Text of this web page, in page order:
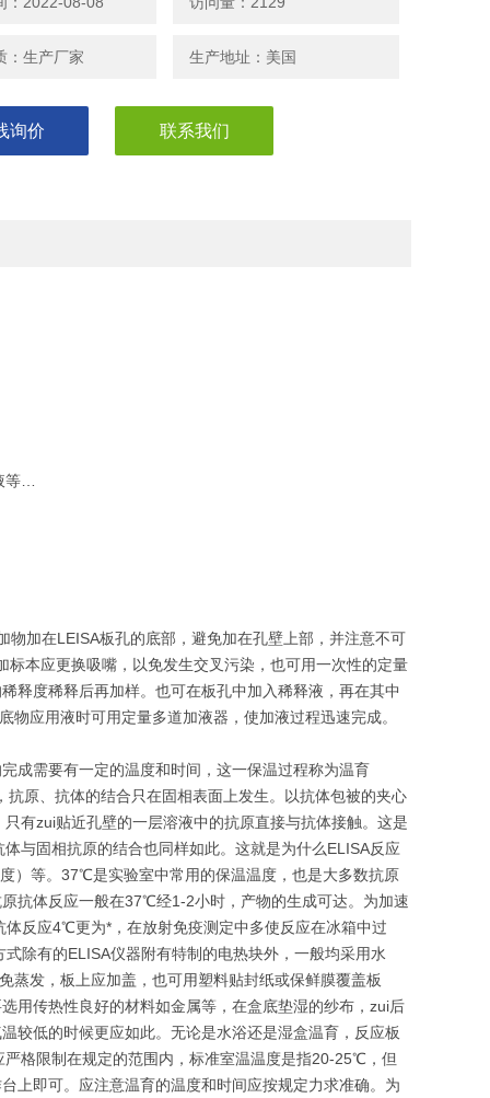
：生产厂家 生产地址：美国
询价 联系我们
等…
加在LEISA板孔的底部，避免加在孔壁上部，并注意不可
本应更换吸嘴，以免发生交叉污染，也可用一次性的定量
释度稀释后再加样。也可在板孔中加入稀释液，再在其中
应用液时可用定量多道加液器，使加液过程迅速完成。
成需要有一定的温度和时间，这一保温过程称为温育
抗原、抗体的结合只在固相表面上发生。以抗体包被的夹心
有zui贴近孔壁的一层溶液中的抗原直接与抗体接触。这是
与固相抗原的结合也同样如此。这就是为什么ELISA反应
等。37℃是实验室中常用的保温温度，也是大多数抗原
抗体反应一般在37℃经1-2小时，产物的生成可达。为加速
反应4℃更为*，在放射免疫测定中多使反应在冰箱中过
除有的ELISA仪器附有特制的电热块外，一般均采用水
蒸发，板上应加盖，也可用塑料贴封纸或保鲜膜覆盖板
用传热性良好的材料如金属等，在盒底垫湿的纱布，zui后
较低的时候更应如此。无论是水浴还是湿盒温育，反应板
格限制在规定的范围内，标准室温温度是指20-25℃，但
上即可。应注意温育的温度和时间应按规定力求准确。为